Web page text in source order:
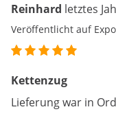
Reinhard letztes
Veröffentlicht auf
Kettenzug
Lieferung war in